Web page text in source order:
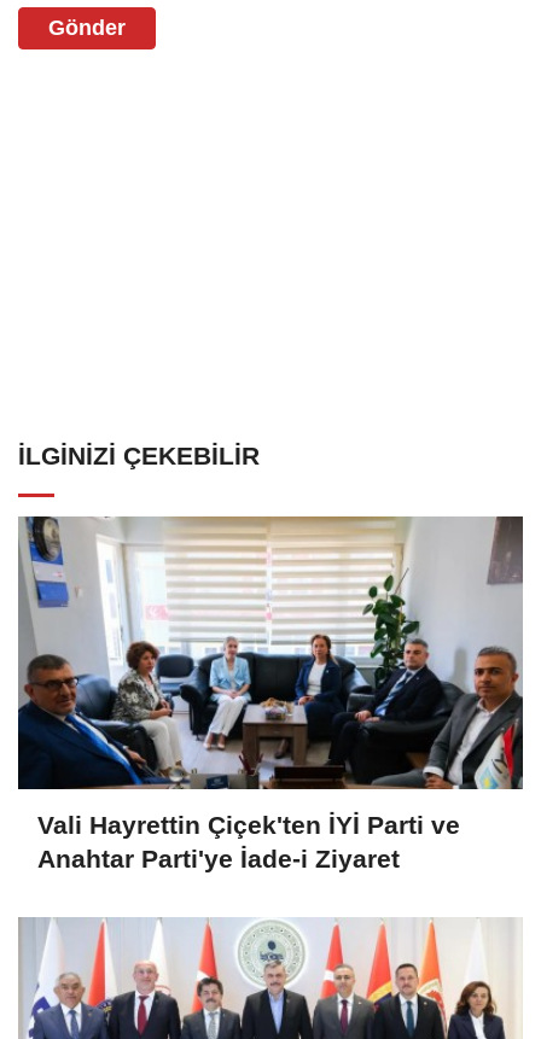
Gönder
İLGINIZI ÇEKEBILIR
Vali Hayrettin Çiçek'ten İYİ Parti ve
Anahtar Parti'ye İade-i Ziyaret